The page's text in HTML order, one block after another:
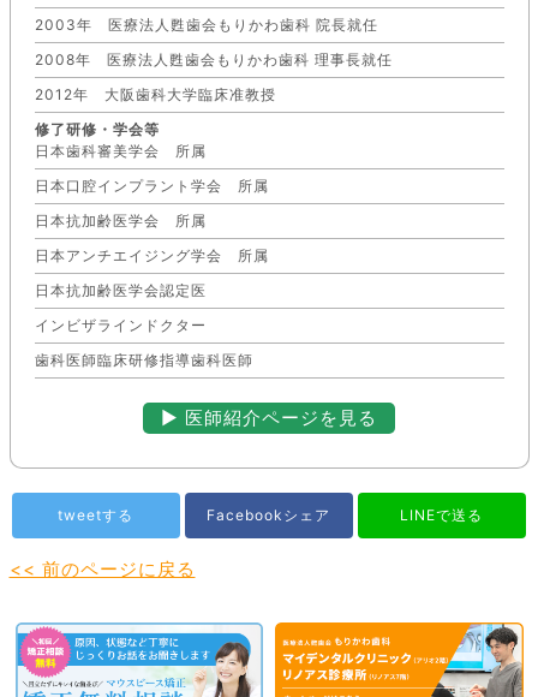
2003年 医療法人甦歯会もりかわ歯科 院長就任
2008年 医療法人甦歯会もりかわ歯科 理事長就任
2012年 大阪歯科大学臨床准教授
修了研修・学会等
日本歯科審美学会 所属
日本口腔インプラント学会 所属
日本抗加齢医学会 所属
日本アンチエイジング学会 所属
日本抗加齢医学会認定医
インビザラインドクター
歯科医師臨床研修指導歯科医師
▶︎ 医師紹介ページを見る
tweetする Facebookシェア LINEで送る
<< 前のページに戻る